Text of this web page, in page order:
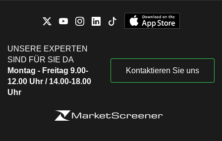
UNSERE EXPERTEN
SIND FÜR SIE DA
Montag - Freitag 9.00-
12.00 Uhr / 14.00-18.00
Uhr
Kontaktieren Sie uns